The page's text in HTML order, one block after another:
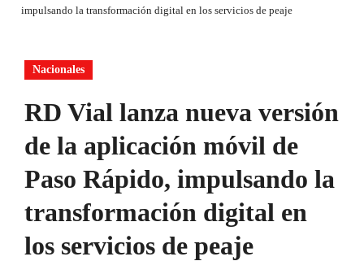
impulsando la transformación digital en los servicios de peaje
Nacionales
RD Vial lanza nueva versión
de la aplicación móvil de
Paso Rápido, impulsando la
transformación digital en
los servicios de peaje